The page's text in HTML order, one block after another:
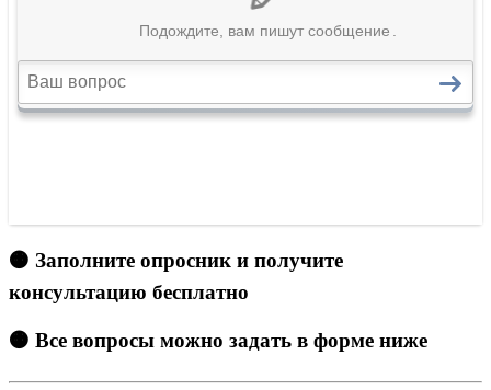
🟠 Заполните опросник и получите
консультацию бесплатно
🟠 Все вопросы можно задать в форме ниже